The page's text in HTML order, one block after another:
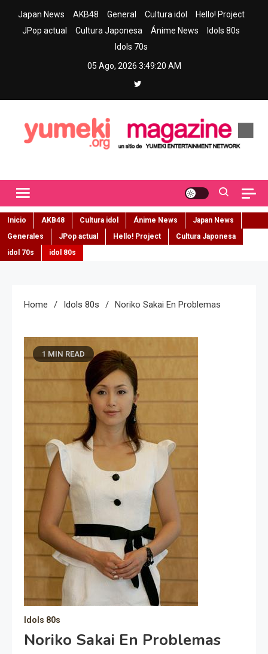
Japan News AKB48 General Cultura idol
Hello! Project
JPop actual
Cultura Japonesa Ánime News
Idols 80s
Idols 70s
05 Ago, 2026 3:49:21 AM
Inicio AKB48 Cultura idol Ánime News
Japan News
Generales
JPop actual Hello! Project
Cultura Japonesa
idol 70s
idol 80s
Home Idols 80s Noriko Sakai En Problemas
1 MIN READ
Idols 80s
Noriko Sakai En Problemas